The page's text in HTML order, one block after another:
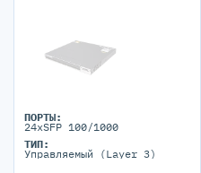
ПОРТЫ:
24xSFP 100/1000
ТИП:
Управляемый (Layer 3)